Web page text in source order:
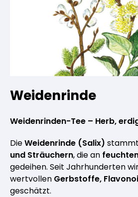
Weidenrinde
Weidenrinden-Tee – Herb,
DieWeidenrinde (Salix)
und Sträuchern, die an
gedeihen. Seit Jahrhunderten
wertvollen Gerbstoffe,
geschätzt.